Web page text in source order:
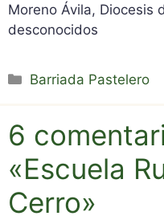
Moreno Ávila, Diocesis
desconocidos
Categorías
Barriada Pastelero
6
«Escuela
Cerro»